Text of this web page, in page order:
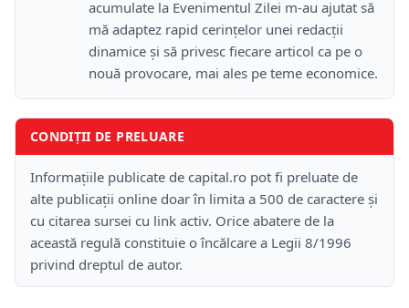
acumulate la Evenimentul Zilei m-au ajutat să
mă adaptez rapid cerințelor unei redacții
dinamice și să privesc fiecare articol ca pe o
nouă provocare, mai ales pe teme economice.
CONDIȚII DE PRELUARE
Informațiile publicate de capital.ro pot fi preluate de
alte publicații online doar în limita a 500 de caractere și
cu citarea sursei cu link activ. Orice abatere de la
această regulă constituie o încălcare a Legii 8/1996
privind dreptul de autor.